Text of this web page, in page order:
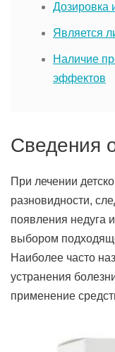
Дозировка
Является
Наличие
эффектов
Сведения
При лечении
разновидности,
появления недуга
выбором
Наиболее часто
устранения
применение